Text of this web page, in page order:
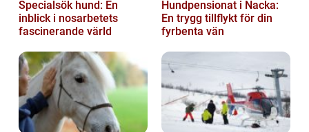
Specialsök hund: En
inblick i nosarbetets
fascinerande värld
Hundpensionat i Nacka:
En trygg tillflykt för din
fyrbenta vän